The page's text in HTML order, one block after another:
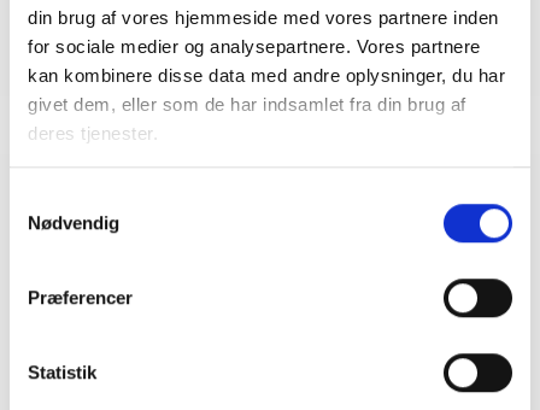
din brug af vores hjemmeside med vores partnere inden
for sociale medier og analysepartnere. Vores partnere
kan kombinere disse data med andre oplysninger, du har
givet dem, eller som de har indsamlet fra din brug af
deres tjenester.
Nødvendig
Præferencer
Statistik
Relateret indhold Viden
Høring over ændring af bekendtgørelse om